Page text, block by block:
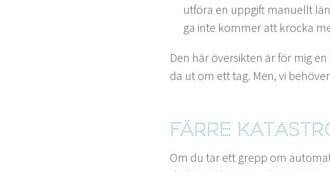
utföra en uppgift manuellt
ga inte kom­mer att kroc­ka
Den här över­sik­ten är för mig
da ut om ett tag. Men, vi
Färre
Om du tar ett grepp om